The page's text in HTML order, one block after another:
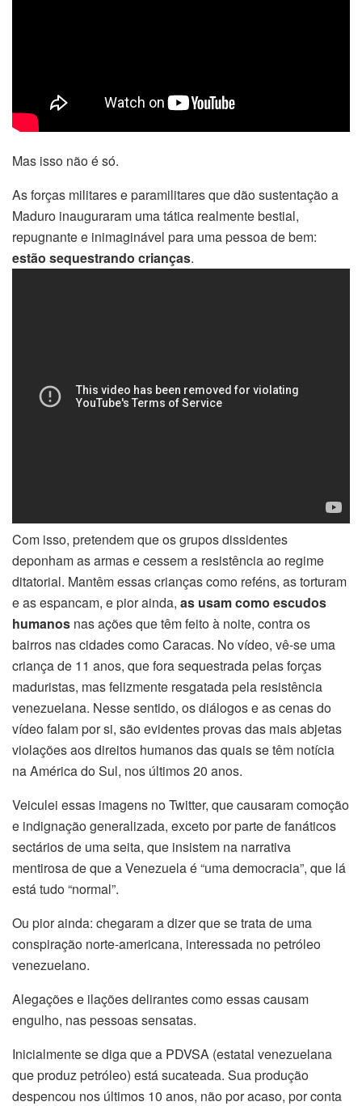
Mas isso não é só.
As forças militares e paramilitares que dão sustentação a
Maduro inauguraram uma tática realmente bestial,
repugnante e inimaginável para uma pessoa de bem:
estão sequestrando crianças.
Com isso, pretendem que os grupos dissidentes
deponham as armas e cessem a resistência ao regime
ditatorial. Mantêm essas crianças como reféns, as torturam
e as espancam, e pior ainda, as usam como escudos
humanos nas ações que têm feito à noite, contra os
bairros nas cidades como Caracas. No vídeo, vê-se uma
criança de 11 anos, que fora sequestrada pelas forças
maduristas, mas felizmente resgatada pela resistência
venezuelana. Nesse sentido, os diálogos e as cenas do
vídeo falam por si, são evidentes provas das mais abjetas
violações aos direitos humanos das quais se têm notícia
na América do Sul, nos últimos 20 anos.
Veiculei essas imagens no Twitter, que causaram comoção
e indignação generalizada, exceto por parte de fanáticos
sectários de uma seita, que insistem na narrativa
mentirosa de que a Venezuela é “uma democracia”, que lá
está tudo “normal”.
Ou pior ainda: chegaram a dizer que se trata de uma
conspiração norte-americana, interessada no petróleo
venezuelano.
Alegações e ilações delirantes como essas causam
engulho, nas pessoas sensatas.
Inicialmente se diga que a PDVSA (estatal venezuelana
que produz petróleo) está sucateada. Sua produção
despencou nos últimos 10 anos, não por acaso, por conta